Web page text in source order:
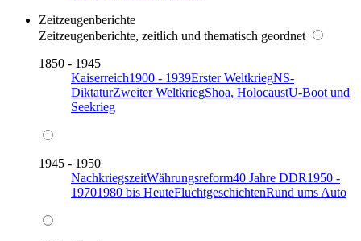
Zeitzeugenberichte
Zeitzeugenberichte, zeitlich und thematisch geordnet
1850 - 1945
Kaiserreich1900 - 1939Erster WeltkriegNS-
DiktaturZweiter WeltkriegShoa, HolocaustU-Boot und
Seekrieg
1945 - 1950
NachkriegszeitWährungsreform40 Jahre DDR1950 -
19701980 bis HeuteFluchtgeschichtenRund ums Auto